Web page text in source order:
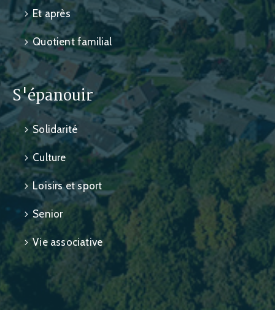
Et après
Quotient familial
S'épanouir
Solidarité
Culture
Loisirs et sport
Senior
Vie associative